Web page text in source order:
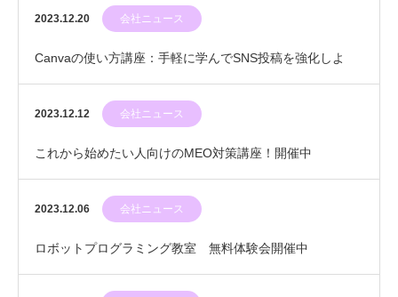
2023.12.20 会社ニュース
Canvaの使い方講座：手軽に学んでSNS投稿を強化しよ
う！
2023.12.12 会社ニュース
これから始めたい人向けのMEO対策講座！開催中
2023.12.06 会社ニュース
ロボットプログラミング教室 無料体験会開催中